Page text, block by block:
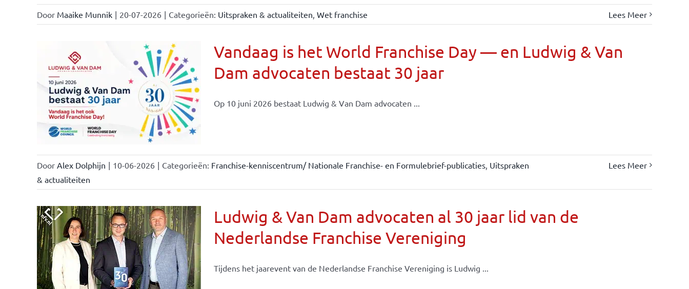
Door Maaike Munnik | 20-07-2026 | Categorieën: Uitspraken & actualiteiten, Wet franchise Lees Meer
Vandaag is het World Franchise Day — en Ludwig & Van
Dam advocaten bestaat 30 jaar
Op 10 juni 2026 bestaat Ludwig & Van Dam advocaten ...
Door Alex Dolphijn | 10-06-2026 | Categorieën: Franchise-kenniscentrum/ Nationale Franchise- en Formulebrief-publicaties, Uitspraken
& actualiteiten
Lees Meer
Ludwig & Van Dam advocaten al 30 jaar lid van de
Nederlandse Franchise Vereniging
Tijdens het jaarevent van de Nederlandse Franchise Vereniging is Ludwig ...